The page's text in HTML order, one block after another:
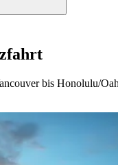
bis Honolulu/